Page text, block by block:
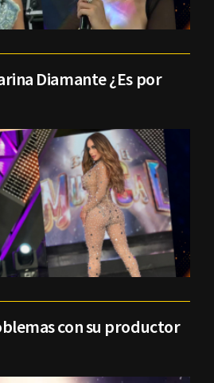
Diamante ¿Es por
con su productor